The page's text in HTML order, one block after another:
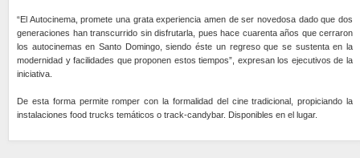
“El Autocinema, promete una grata experiencia amen de ser novedosa dado que dos
generaciones han transcurrido sin disfrutarla, pues hace cuarenta años que cerraron
los autocinemas en Santo Domingo, siendo éste un regreso que se sustenta en la
modernidad y facilidades que proponen estos tiempos”, expresan los ejecutivos de la
iniciativa.
De esta forma permite romper con la formalidad del cine tradicional, propiciando la
instalaciones food trucks temáticos o track-candybar. Disponibles en el lugar.